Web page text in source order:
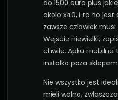
do 1500 euro plus
okolo x40, i to no jest
zawsze czlowiek
Wejscie niewielki,
chwile. Apka mobilna
instalka poza
Nie wszystko jest
mieli wolno,